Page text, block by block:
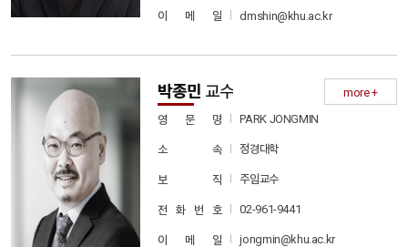
이 메 일 dmshin@khu.ac.kr
박종민 교수
more +
영 문 명
PARK JONGMIN
소 속 정경대학
보 직 주임교수
전 화 번 호 02-961-9441
이 메 일 jongmin@khu.ac.kr